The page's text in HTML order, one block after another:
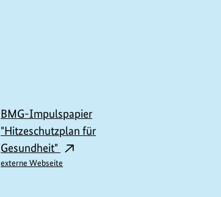
BMG-Impulspapier
"Hitzeschutzplan für
Gesundheit"
externe Webseite